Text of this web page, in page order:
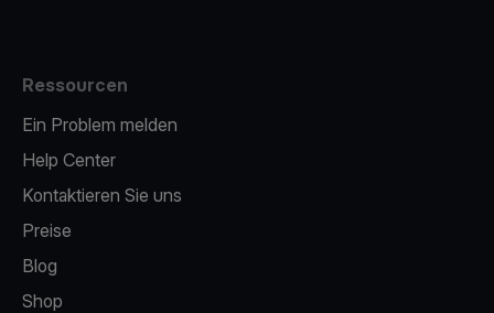
Ressourcen
Ein Problem melden
Help Center
Kontaktieren Sie uns
Preise
Blog
Shop